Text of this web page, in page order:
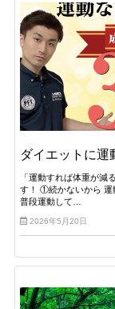
ダイエットに運
「運動すれば体重が減
す！ ①続かないから 運
普段運動して…
2026年5月20日